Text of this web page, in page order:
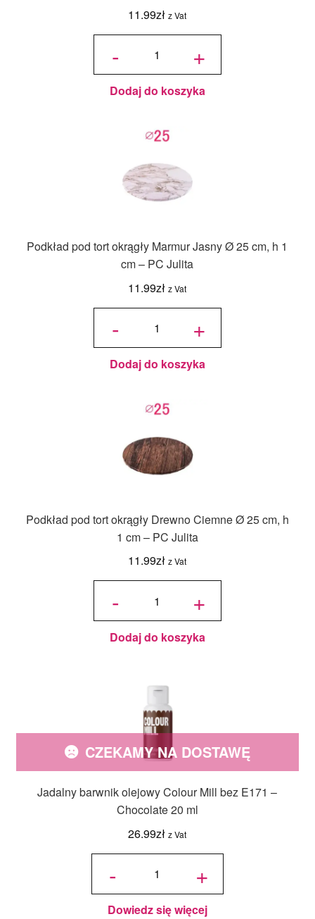
11.99zł z Vat
-
ilość
okrągły
Drewno
Jasne Ø
25 cm, h
1 cm -
Julita
+
Dodaj do koszyka
Podkład pod tort okrągły Marmur Jasny Ø 25 cm, h 1
cm – PC Julita
11.99zł z Vat
-
ilość
okrągły
Marmur
25 cm, h
1 cm -
Julita
+
Dodaj do koszyka
Podkład pod tort okrągły Drewno Ciemne Ø 25 cm, h
1 cm – PC Julita
11.99zł z Vat
-
ilość
okrągły
Drewno
Ciemne
Ø 25
cm, h 1
Julita
+
Dodaj do koszyka
Jadalny barwnik olejowy Colour Mill bez E171 –
Chocolate 20 ml
26.99zł z Vat
CZEKAMY NA DOSTAWĘ
-
ilość
olejowy
Colour
Mill bez
E171 -
Chocolate
+
Dowiedz się więcej